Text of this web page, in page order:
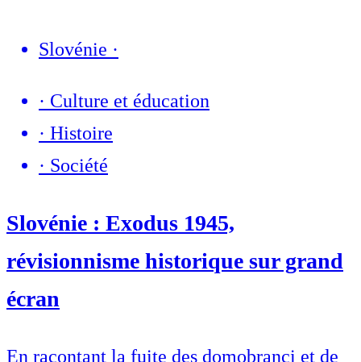
Slovénie ·
· Culture et éducation
· Histoire
· Société
Slovénie : Exodus 1945,
révisionnisme historique sur grand
écran
En racontant la fuite des domobranci et de